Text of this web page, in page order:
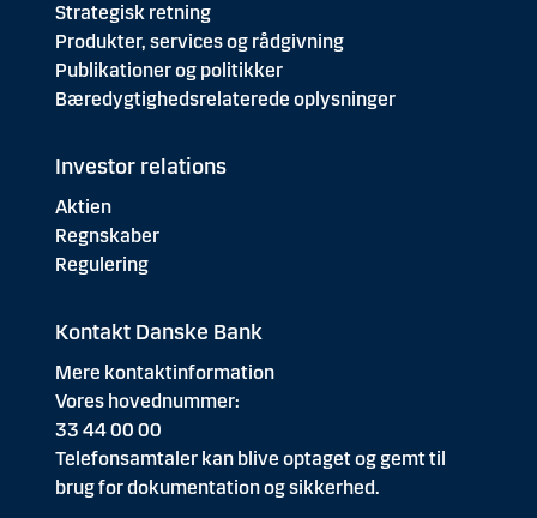
Strategisk retning
Produkter, services og rådgivning
Publikationer og politikker
Bæredygtighedsrelaterede oplysninger
Investor relations
Aktien
Regnskaber
Regulering
Kontakt Danske Bank
Mere kontaktinformation
Vores hovednummer:
33 44 00 00
Telefonsamtaler kan blive optaget og gemt til
brug for dokumentation og sikkerhed.